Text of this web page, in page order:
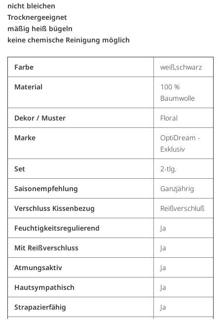
nicht bleichen
Trocknergeeignet
mäßig heiß bügeln
keine chemische Reinigung möglich
Farbe weiß,schwarz
Material
100 %
Baumwolle
Dekor / Muster Floral
Marke
OptiDream -
Exklusiv
Set 2-tlg.
Saisonempfehlung Ganzjährig
Verschluss Kissenbezug Reißverschluß
Feuchtigkeitsregulierend Ja
Mit Reißverschluss Ja
Atmungsaktiv Ja
Hautsympathisch Ja
Strapazierfähig Ja